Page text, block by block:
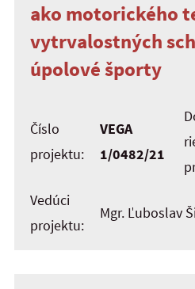
ako motorického
vytrvalostných
úpolové športy
Číslo
projektu:
VEGA
1/0482/21
Vedúci
projektu:
Mgr. Ľuboslav